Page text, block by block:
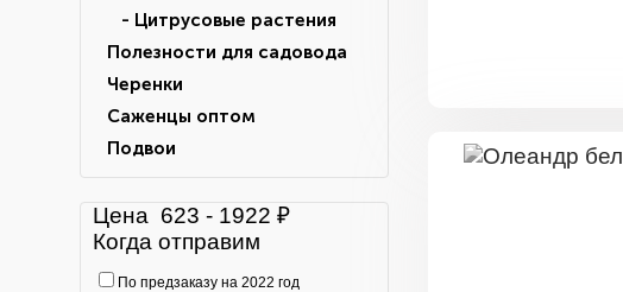
- Цитрусовые растения
Полезности для садовода
Черенки
Саженцы оптом
Подвои
Цена 623 - 1922 ₽
Когда отправим
По предзаказу на 2022 год